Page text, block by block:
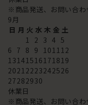
※商品発送、お問い合わ
9月
日 月 火 水 木 金 土
1 2 3 4 5
6 7 8 9 101112
13141516171819
20212223242526
27282930
休業日
※商品発送、お問い合わ